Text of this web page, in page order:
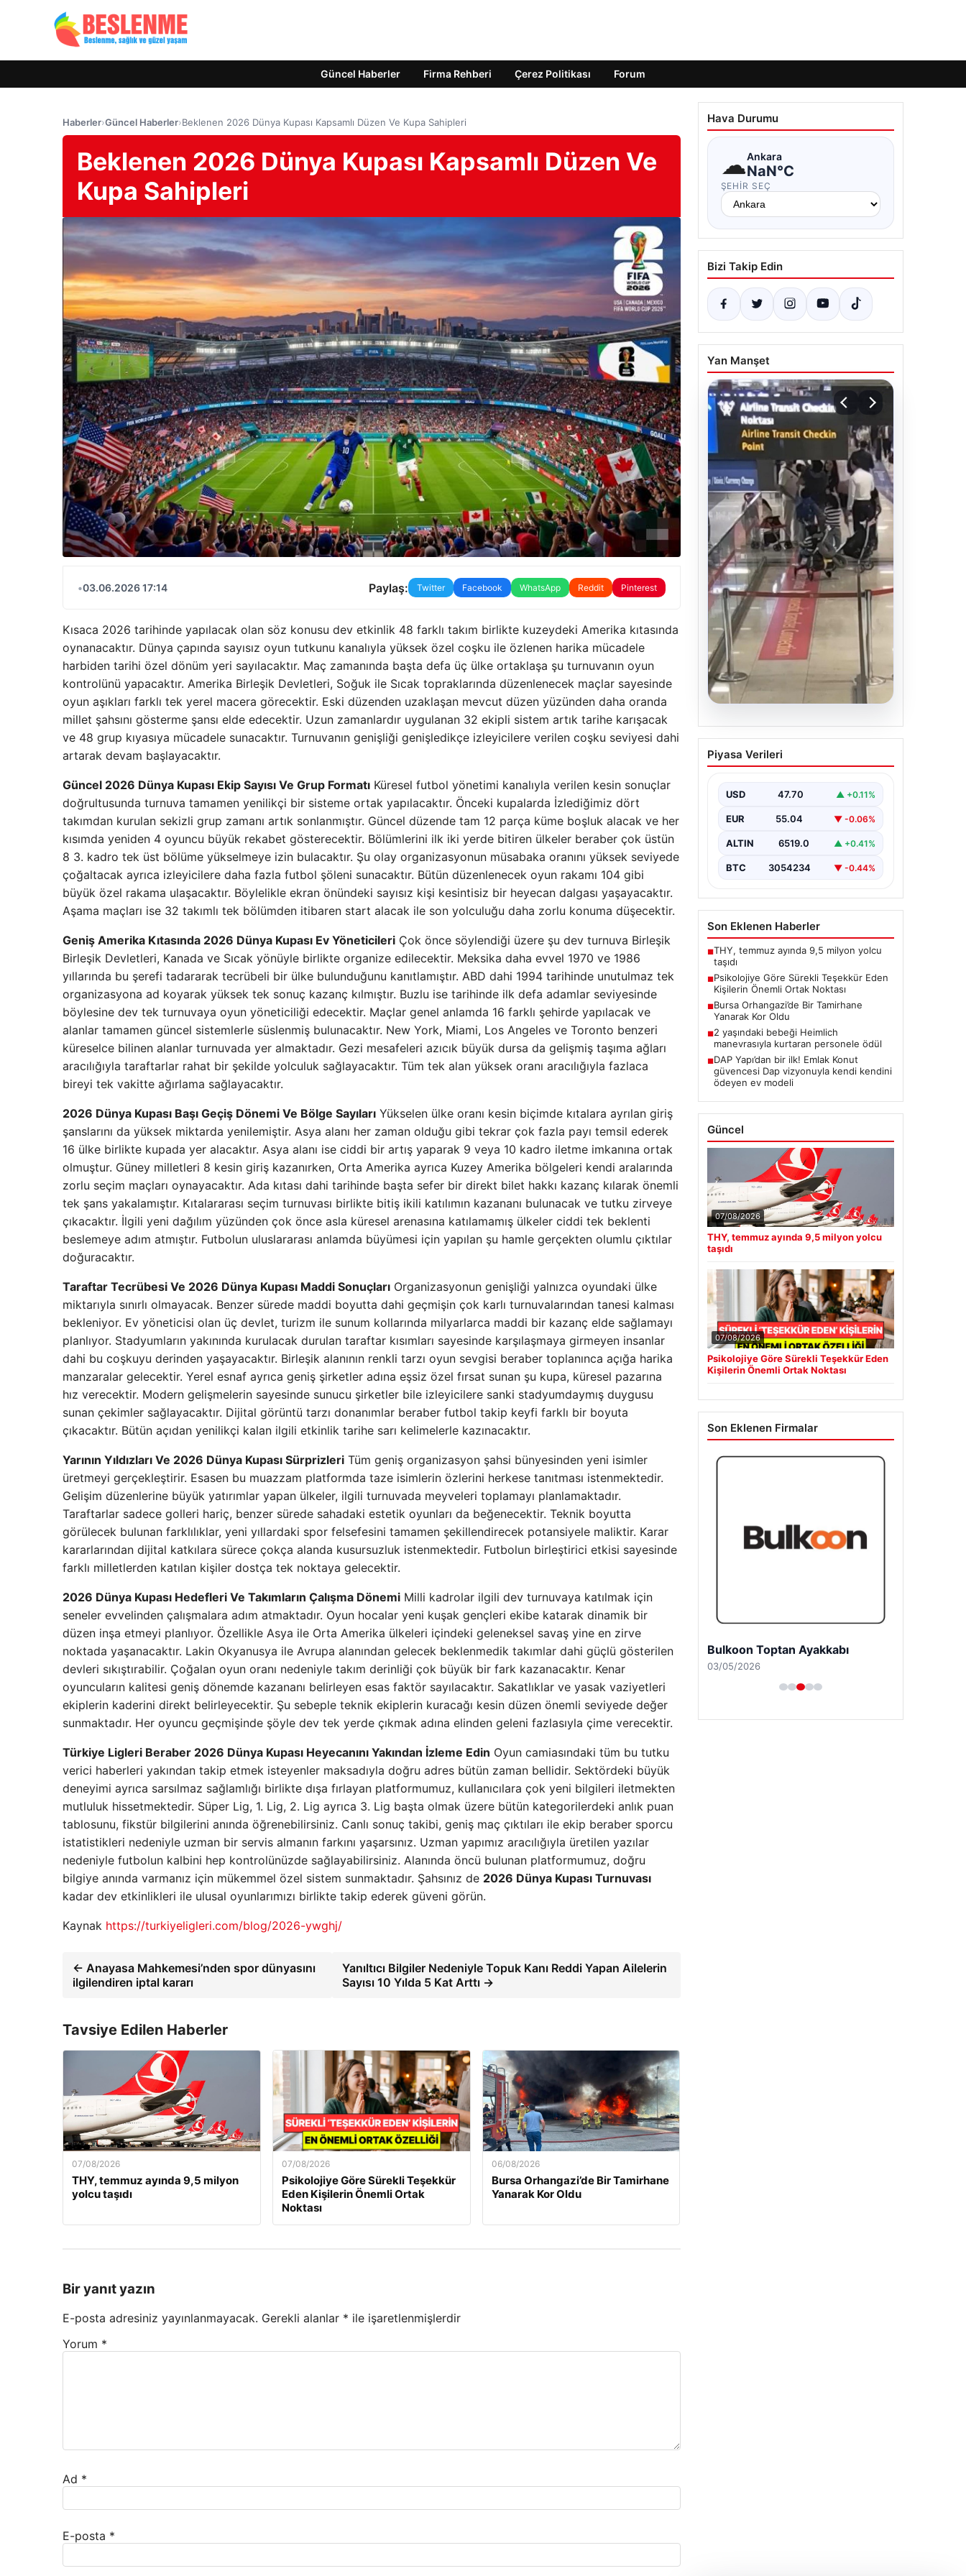
Güncel Haberler Firma Rehberi Çerez Politikası Forum
Haberler›Güncel Haberler›Beklenen 2026 Dünya Kupası Kapsamlı Düzen Ve Kupa Sahipleri
Beklenen 2026 Dünya Kupası Kapsamlı Düzen Ve
Kupa Sahipleri
•03.06.2026 17:14 Paylaş: Twitter Facebook WhatsApp Reddit Pinterest
Kısaca 2026 tarihinde yapılacak olan söz konusu dev etkinlik 48 farklı takım birlikte kuzeydeki Amerika kıtasında
oynanacaktır. Dünya çapında sayısız oyun tutkunu kanalıyla yüksek özel coşku ile özlenen harika mücadele
harbiden tarihi özel dönüm yeri sayılacaktır. Maç zamanında başta defa üç ülke ortaklaşa şu turnuvanın oyun
kontrolünü yapacaktır. Amerika Birleşik Devletleri, Soğuk ile Sıcak topraklarında düzenlenecek maçlar sayesinde
oyun aşıkları farklı tek yerel macera görecektir. Eski düzenden uzaklaşan mevcut düzen yüzünden daha oranda
millet şahsını gösterme şansı elde edecektir. Uzun zamanlardır uygulanan 32 ekipli sistem artık tarihe karışacak
ve 48 grup kıyasıya mücadele sunacaktır. Turnuvanın genişliği genişledikçe izleyicilere verilen coşku seviyesi dahi
artarak devam başlayacaktır.
Güncel 2026 Dünya Kupası Ekip Sayısı Ve Grup Formatı Küresel futbol yönetimi kanalıyla verilen kesin sonuçlar
doğrultusunda turnuva tamamen yenilikçi bir sisteme ortak yapılacaktır. Önceki kupalarda İzlediğimiz dört
takımdan kurulan sekizli grup zamanı artık sonlanmıştır. Güncel düzende tam 12 parça küme boşluk alacak ve her
kısımda yeniden 4 oyuncu büyük rekabet gösterecektir. Bölümlerini ilk iki yerde bitiren ülkeler beraber çok üstün
8 3. kadro tek üst bölüme yükselmeye izin bulacaktır. Şu olay organizasyonun müsabaka oranını yüksek seviyede
çoğaltacak ayrıca izleyicilere daha fazla futbol şöleni sunacaktır. Bütün düzenlenecek oyun rakamı 104 gibi
büyük özel rakama ulaşacaktır. Böylelikle ekran önündeki sayısız kişi kesintisiz bir heyecan dalgası yaşayacaktır.
Aşama maçları ise 32 takımlı tek bölümden itibaren start alacak ile son yolculuğu daha zorlu konuma düşecektir.
Geniş Amerika Kıtasında 2026 Dünya Kupası Ev Yöneticileri Çok önce söylendiği üzere şu dev turnuva Birleşik
Birleşik Devletleri, Kanada ve Sıcak yönüyle birlikte organize edilecektir. Meksika daha evvel 1970 ve 1986
yıllarında bu şerefi tadararak tecrübeli bir ülke bulunduğunu kanıtlamıştır. ABD dahi 1994 tarihinde unutulmaz tek
organizasyona ad koyarak yüksek tek sonuç kazanç kılmıştır. Buzlu ise tarihinde ilk defa adamlar seviyesinde
böylesine dev tek turnuvaya oyun yöneticiliği edecektir. Maçlar genel anlamda 16 farklı şehirde yapılacak ve
alanlar tamamen güncel sistemlerle süslenmiş bulunacaktır. New York, Miami, Los Angeles ve Toronto benzeri
küreselce bilinen alanlar turnuvada yer almaktadır. Gezi mesafeleri azıcık büyük dursa da gelişmiş taşıma ağları
aracılığıyla taraftarlar rahat bir şekilde yolculuk sağlayacaktır. Tüm tek alan yüksek oranı aracılığıyla fazlaca
bireyi tek vakitte ağırlama sağlayacaktır.
2026 Dünya Kupası Başı Geçiş Dönemi Ve Bölge Sayıları Yükselen ülke oranı kesin biçimde kıtalara ayrılan giriş
şanslarını da yüksek miktarda yenilemiştir. Asya alanı her zaman olduğu gibi tekrar çok fazla payı temsil ederek
16 ülke birlikte kupada yer alacaktır. Asya alanı ise ciddi bir artış yaparak 9 veya 10 kadro iletme imkanına ortak
olmuştur. Güney milletleri 8 kesin giriş kazanırken, Orta Amerika ayrıca Kuzey Amerika bölgeleri kendi aralarında
zorlu seçim maçları oynayacaktır. Ada kıtası dahi tarihinde başta sefer bir direkt bilet hakkı kazanç kılarak önemli
tek şans yakalamıştır. Kıtalararası seçim turnuvası birlikte bitiş ikili katılımın kazananı bulunacak ve tutku zirveye
çıkacaktır. İlgili yeni dağılım yüzünden çok önce asla küresel arenasına katılamamış ülkeler ciddi tek beklenti
beslemeye adım atmıştır. Futbolun uluslararası anlamda büyümesi için yapılan şu hamle gerçekten olumlu çıktılar
doğuracaktır.
Taraftar Tecrübesi Ve 2026 Dünya Kupası Maddi Sonuçları Organizasyonun genişliği yalnızca oyundaki ülke
miktarıyla sınırlı olmayacak. Benzer sürede maddi boyutta dahi geçmişin çok karlı turnuvalarından tanesi kalması
bekleniyor. Ev yöneticisi olan üç devlet, turizm ile sunum kollarında milyarlarca maddi bir kazanç elde sağlamayı
planlıyor. Stadyumların yakınında kurulacak durulan taraftar kısımları sayesinde karşılaşmaya girmeyen insanlar
dahi bu coşkuyu derinden yaşayacaktır. Birleşik alanının renkli tarzı oyun sevgisi beraber toplanınca açığa harika
manzaralar gelecektir. Yerel esnaf ayrıca geniş şirketler adına eşsiz özel fırsat sunan şu kupa, küresel pazarına
hız verecektir. Modern gelişmelerin sayesinde sunucu şirketler bile izleyicilere sanki stadyumdaymış duygusu
sunan çekimler sağlayacaktır. Dijital görüntü tarzı donanımlar beraber futbol takip keyfi farklı bir boyuta
çıkacaktır. Bütün açıdan yenilikçi kalan ilgili etkinlik tarihe sarı kelimelerle kazınacaktır.
Yarının Yıldızları Ve 2026 Dünya Kupası Sürprizleri Tüm geniş organizasyon şahsi bünyesinden yeni isimler
üretmeyi gerçekleştirir. Esasen bu muazzam platformda taze isimlerin özlerini herkese tanıtması istenmektedir.
Gelişim düzenlerine büyük yatırımlar yapan ülkeler, ilgili turnuvada meyveleri toplamayı planlamaktadır.
Taraftarlar sadece golleri hariç, benzer sürede sahadaki estetik oyunları da beğenecektir. Teknik boyutta
görülecek bulunan farklılıklar, yeni yıllardaki spor felsefesini tamamen şekillendirecek potansiyele maliktir. Karar
kararlarından dijital katkılara sürece çokça alanda kusursuzluk istenmektedir. Futbolun birleştirici etkisi sayesinde
farklı milletlerden katılan kişiler dostça tek noktaya gelecektir.
2026 Dünya Kupası Hedefleri Ve Takımların Çalışma Dönemi Milli kadrolar ilgili dev turnuvaya katılmak için
seneler evvelinden çalışmalara adım atmaktadır. Oyun hocalar yeni kuşak gençleri ekibe katarak dinamik bir
düzen inşa etmeyi planlıyor. Özellikle Asya ile Orta Amerika ülkeleri içindeki geleneksel savaş yine en zirve
noktada yaşanacaktır. Lakin Okyanusya ile Avrupa alanından gelecek beklenmedik takımlar dahi güçlü gösterilen
devleri sıkıştırabilir. Çoğalan oyun oranı nedeniyle takım derinliği çok büyük bir fark kazanacaktır. Kenar
oyuncuların kalitesi geniş dönemde kazananı belirleyen esas faktör sayılacaktır. Sakatlıklar ve yasak vaziyetleri
ekiplerin kaderini direkt belirleyecektir. Şu sebeple teknik ekiplerin kuracağı kesin düzen önemli seviyede değer
sunmaktadır. Her oyuncu geçmişinde şöyle dev tek yerde çıkmak adına elinden geleni fazlasıyla çime verecektir.
Türkiye Ligleri Beraber 2026 Dünya Kupası Heyecanını Yakından İzleme Edin Oyun camiasındaki tüm bu tutku
verici haberleri yakından takip etmek isteyenler maksadıyla doğru adres bütün zaman bellidir. Sektördeki büyük
deneyimi ayrıca sarsılmaz sağlamlığı birlikte dışa fırlayan platformumuz, kullanıcılara çok yeni bilgileri iletmekten
mutluluk hissetmektedir. Süper Lig, 1. Lig, 2. Lig ayrıca 3. Lig başta olmak üzere bütün kategorilerdeki anlık puan
tablosunu, fikstür bilgilerini anında öğrenebilirsiniz. Canlı sonuç takibi, geniş maç çıktıları ile ekip beraber sporcu
istatistikleri nedeniyle uzman bir servis almanın farkını yaşarsınız. Uzman yapımız aracılığıyla üretilen yazılar
nedeniyle futbolun kalbini hep kontrolünüzde sağlayabilirsiniz. Alanında öncü bulunan platformumuz, doğru
bilgiye anında varmanız için mükemmel özel sistem sunmaktadır. Şahsınız de 2026 Dünya Kupası Turnuvası
kadar dev etkinlikleri ile ulusal oyunlarımızı birlikte takip ederek güveni görün.
Kaynak https://turkiyeligleri.com/blog/2026-ywghj/
← Anayasa Mahkemesi’nden spor dünyasını
ilgilendiren iptal kararı
Yanıltıcı Bilgiler Nedeniyle Topuk Kanı Reddi Yapan Ailelerin
Sayısı 10 Yılda 5 Kat Arttı →
Tavsiye Edilen Haberler
07/08/2026
THY, temmuz ayında 9,5 milyon
yolcu taşıdı
07/08/2026
Psikolojiye Göre Sürekli Teşekkür
Eden Kişilerin Önemli Ortak
Noktası
06/08/2026
Bursa Orhangazi’de Bir Tamirhane
Yanarak Kor Oldu
Bir yanıt yazın
E-posta adresiniz yayınlanmayacak. Gerekli alanlar * ile işaretlenmişlerdir
Yorum *
Ad *
E-posta *
Hava Durumu
☁Ankara
NaN°C
ŞEHIR SEÇ
Bizi Takip Edin
Yan Manşet
05.08.2026
2 yaşındaki bebeği
Heimlich manevrasıyla
{“title”: “2 Yaşındaki Bebeği
Görevlilere Ödül Verildi”,
Piyasa Verileri
USD 47.70 ▲ +0.11%
EUR 55.04 ▼ -0.06%
ALTIN 6519.0 ▲ +0.41%
BTC 3054234 ▼ -0.44%
Son Eklenen Haberler
■THY, temmuz ayında 9,5 milyon yolcu
taşıdı
■Psikolojiye Göre Sürekli Teşekkür Eden
Kişilerin Önemli Ortak Noktası
■Bursa Orhangazi’de Bir Tamirhane
Yanarak Kor Oldu
■2 yaşındaki bebeği Heimlich
manevrasıyla kurtaran personele ödül
■DAP Yapı’dan bir ilk! Emlak Konut
güvencesi Dap vizyonuyla kendi kendini
ödeyen ev modeli
Güncel
07/08/2026
THY, temmuz ayında 9,5 milyon yolcu
taşıdı
07/08/2026
Psikolojiye Göre Sürekli Teşekkür Eden
Kişilerin Önemli Ortak Noktası
Son Eklenen Firmalar
Bulkoon Toptan Ayakkabı
03/05/2026